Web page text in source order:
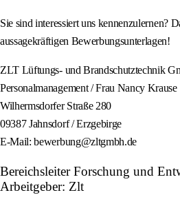
Sie sind interessiert uns kennenzulernen?
aussagekräftigen Bewerbungsunterlagen!
ZLT Lüftungs- und Brandschutztechnik
Personalmanagement / Frau Nancy Krause
Wilhermsdorfer Straße 280
09387 Jahnsdorf / Erzgebirge
E-Mail: bewerbung@zltgmbh.de
Bereichsleiter Forschung und
Arbeitgeber: Zlt